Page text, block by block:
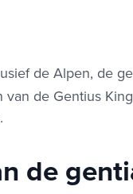
de Alpen, de
de Gentius
de